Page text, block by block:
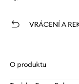
VRÁCENÍ A
O produktu